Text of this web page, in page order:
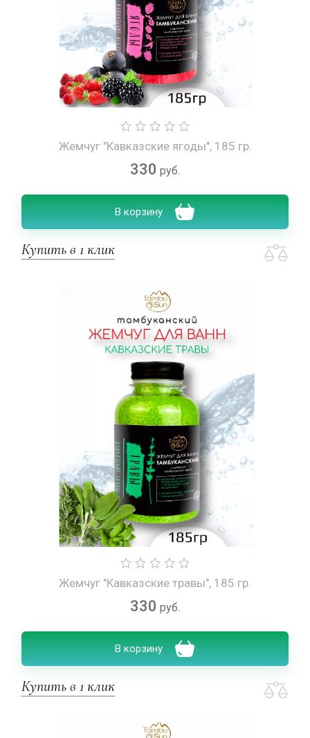
Жемчуг "Кавказские ягоды", 185 гр.
330 руб.
В корзину
Купить в 1 клик
Жемчуг "Кавказские травы", 185 гр.
330 руб.
В корзину
Купить в 1 клик